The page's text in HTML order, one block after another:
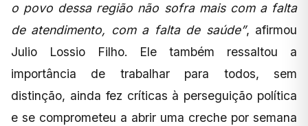
o povo dessa região não sofra mais com a falta
de atendimento, com a falta de saúde”, afirmou
Julio Lossio Filho. Ele também ressaltou a
importância de trabalhar para todos, sem
distinção, ainda fez críticas à perseguição política
e se comprometeu a abrir uma creche por semana